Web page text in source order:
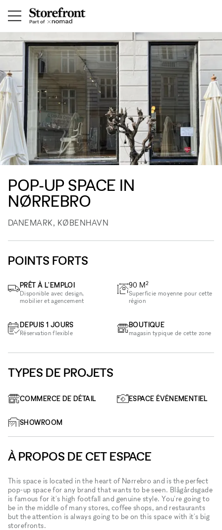
POP-UP SPACE IN
NØRREBRO
DANEMARK, KØBENHAVN
POINTS FORTS
PRÊT À L'EMPLOI
Disponible avec design,
mobilier et agencement
DEPUIS 1 JOURS
Réservation flexible
90 M2
Superficie moyenne pour cette
région
BOUTIQUE
magasin typique de cette zone
TYPES DE PROJETS
COMMERCE DE DÉTAIL ESPACE ÉVÉNEMENTIEL
SHOWROOM
À PROPOS DE CET ESPACE
This space is located in the heart of Nørrebro and is the perfect
pop-up space for any brand that wants to be seen. Blågårdsgade
is famous for it's high footfall and genuine style. You're going to
be in the middle of many stores, coffee shops, and restaurants
but the attention is always going to be on this space with it's big
storefronts.